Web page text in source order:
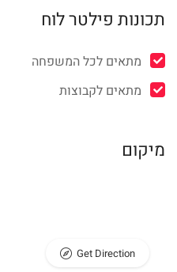
תכונות פילטר לוח
מתאים לכל המשפחה
מתאים לקבוצות
מיקום
Get Direction